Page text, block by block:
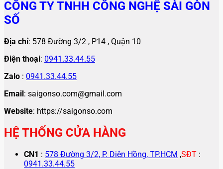
CÔNG TY TNHH CÔNG NGHỆ SÀI GÒN
SỐ
Địa chỉ: 578 Đường 3/2 , P14 , Quận 10
Điện thoại: 0941.33.44.55
Zalo : 0941.33.44.55
Email: saigonso.com@gmail.com
Website: https://saigonso.com
HỆ THỐNG CỬA HÀNG
CN1 : 578 Đường 3/2, P. Diên Hồng, TP.HCM ,SĐT :
0941.33.44.55